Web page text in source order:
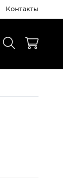
Контакты